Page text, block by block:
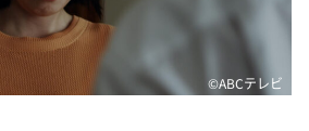
©️ABCテレビ